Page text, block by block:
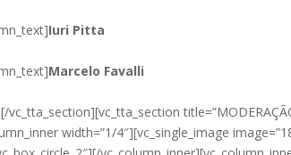
Iuri Pitta
Marcelo Favalli
width=”1/4″][vc_single_image